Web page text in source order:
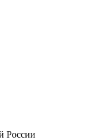
России